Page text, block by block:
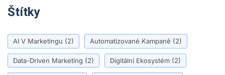
Štítky
AI V Marketingu (2) Automatizované Kampaně (2)
Data-Driven Marketing (2) Digitální Ekosystém (2)